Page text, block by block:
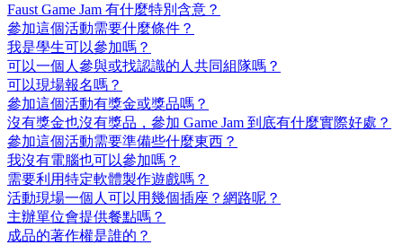
Faust Game Jam 有什麼特別含意？
參加這個活動需要什麼條件？
我是學生可以參加嗎？
可以一個人參與或找認識的人共同組隊嗎？
可以現場報名嗎？
參加這個活動有獎金或獎品嗎？
沒有獎金也沒有獎品，參加 Game Jam 到底有什麼實際好處？
參加這個活動需要準備些什麼東西？
我沒有電腦也可以參加嗎？
需要利用特定軟體製作遊戲嗎？
活動現場一個人可以用幾個插座？網路呢？
主辦單位會提供餐點嗎？
成品的著作權是誰的？